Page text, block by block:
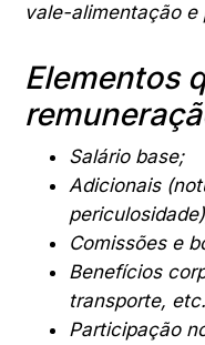
vale-alimentação e
Elementos
Salário base;
Adicionais
Comissões e
Benefícios
transporte,
Participação